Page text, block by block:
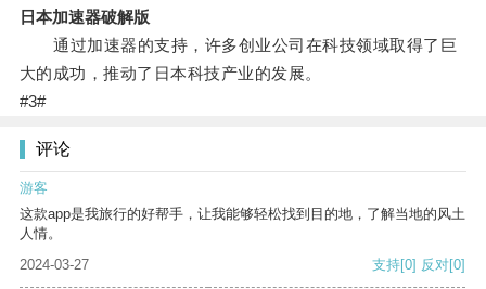
日本加速器破解版
通过加速器的支持，许多创业公司在科技领域取得了巨
大的成功，推动了日本科技产业的发展。
#3#
评论
游客
这款app是我旅行的好帮手，让我能够轻松找到目的地，了解当地的风土
人情。
2024-03-27
支持[0] 反对[0]